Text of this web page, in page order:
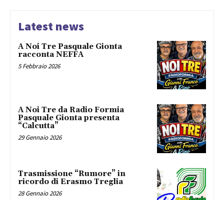
Latest news
A Noi Tre Pasquale Gionta
racconta NEFFA
5 Febbraio 2026
A Noi Tre da Radio Formia
Pasquale Gionta presenta
“Calcutta”
29 Gennaio 2026
Trasmissione “Rumore” in
ricordo di Erasmo Treglia
28 Gennaio 2026